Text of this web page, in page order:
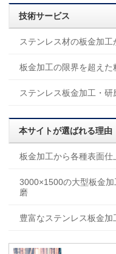
技術サービス
ステンレス材の板金加
板金加工の限界を超えた
ステンレス板金加工・
本サイトが選ばれる理由
板金加工から各種表面
3000×1500の大型板金
磨
豊富なステンレス板金